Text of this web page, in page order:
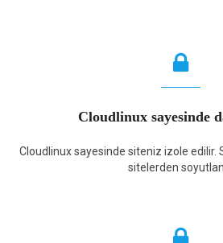
Cloudlinux sayesinde
Cloudlinux sayesinde siteniz izole edilir.
sitelerden